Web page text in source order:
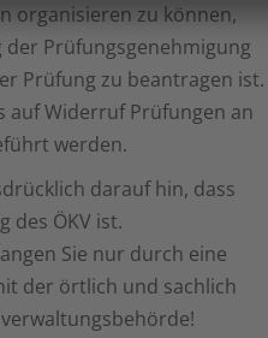
organisieren zu können,
Prüfungsgenehmigung
Prüfung zu beantragen ist.
auf Widerruf Prüfungen an
werden.
darauf hin, dass
des ÖKV ist.
Sie nur durch eine
der örtlich und sachlich